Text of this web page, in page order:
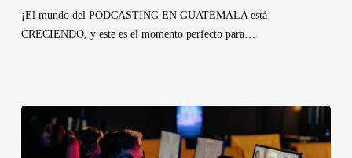
¡El mundo del PODCASTING EN GUATEMALA está
CRECIENDO, y este es el momento perfecto para…